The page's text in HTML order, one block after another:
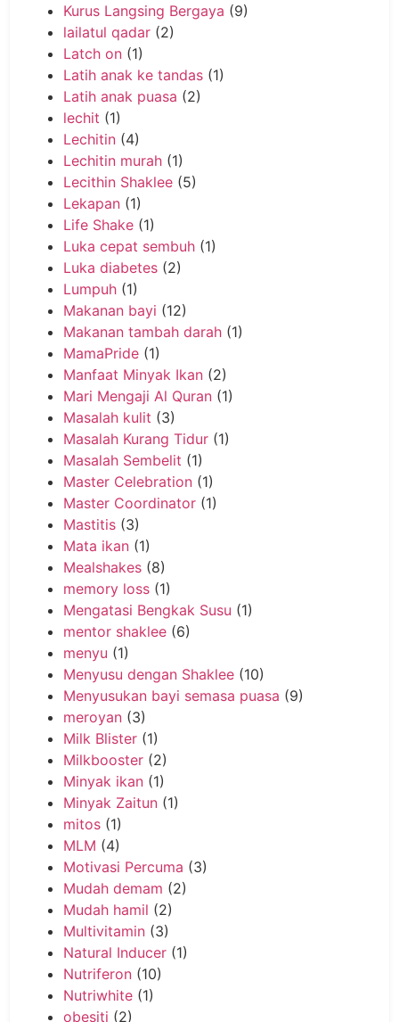
Kurus Langsing Bergaya (9)
lailatul qadar (2)
Latch on (1)
Latih anak ke tandas (1)
Latih anak puasa (2)
lechit (1)
Lechitin (4)
Lechitin murah (1)
Lecithin Shaklee (5)
Lekapan (1)
Life Shake (1)
Luka cepat sembuh (1)
Luka diabetes (2)
Lumpuh (1)
Makanan bayi (12)
Makanan tambah darah (1)
MamaPride (1)
Manfaat Minyak Ikan (2)
Mari Mengaji Al Quran (1)
Masalah kulit (3)
Masalah Kurang Tidur (1)
Masalah Sembelit (1)
Master Celebration (1)
Master Coordinator (1)
Mastitis (3)
Mata ikan (1)
Mealshakes (8)
memory loss (1)
Mengatasi Bengkak Susu (1)
mentor shaklee (6)
menyu (1)
Menyusu dengan Shaklee (10)
Menyusukan bayi semasa puasa (9)
meroyan (3)
Milk Blister (1)
Milkbooster (2)
Minyak ikan (1)
Minyak Zaitun (1)
mitos (1)
MLM (4)
Motivasi Percuma (3)
Mudah demam (2)
Mudah hamil (2)
Multivitamin (3)
Natural Inducer (1)
Nutriferon (10)
Nutriwhite (1)
obesiti (2)